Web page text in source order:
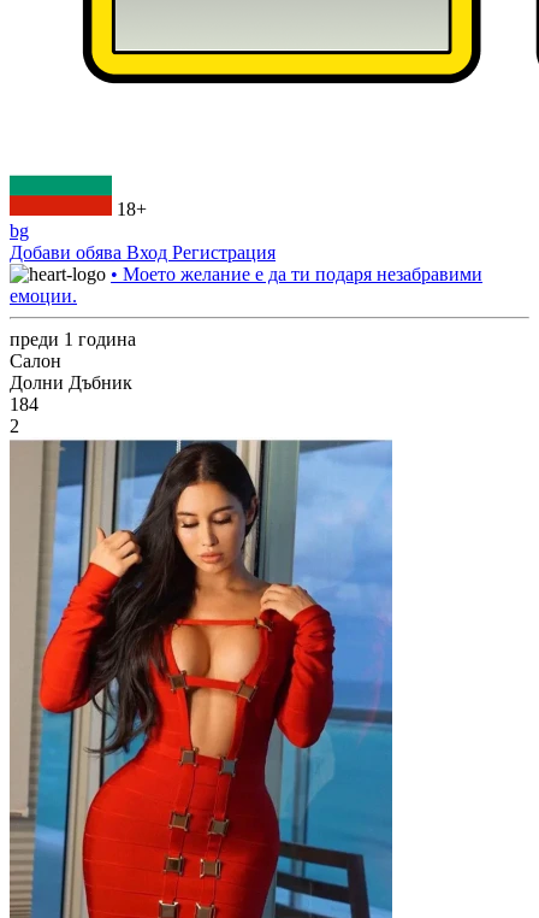
18+
bg
Добави обява Вход Регистрация
• Моето желание е да ти подаря незабравими
емоции.
преди 1 година
Салон
Долни Дъбник
184
2